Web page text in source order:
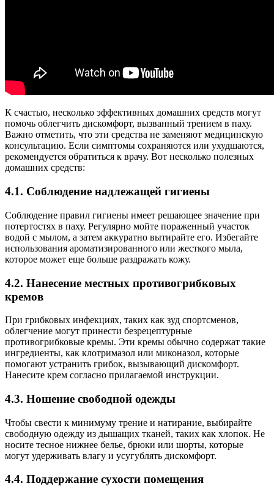
К счастью, несколько эффективных домашних средств могут
помочь облегчить дискомфорт, вызванный трением в паху.
Важно отметить, что эти средства не заменяют медицинскую
консультацию. Если симптомы сохраняются или ухудшаются,
рекомендуется обратиться к врачу. Вот несколько полезных
домашних средств:
4.1. Соблюдение надлежащей гигиены
Соблюдение правил гигиены имеет решающее значение при
потертостях в паху. Регулярно мойте пораженный участок
водой с мылом, а затем аккуратно вытирайте его. Избегайте
использования ароматизированного или жесткого мыла,
которое может еще больше раздражать кожу.
4.2. Нанесение местных противогрибковых
кремов
При грибковых инфекциях, таких как зуд спортсменов,
облегчение могут принести безрецептурные
противогрибковые кремы. Эти кремы обычно содержат такие
ингредиенты, как клотримазол или миконазол, которые
помогают устранить грибок, вызывающий дискомфорт.
Нанесите крем согласно прилагаемой инструкции.
4.3. Ношение свободной одежды
Чтобы свести к минимуму трение и натирание, выбирайте
свободную одежду из дышащих тканей, таких как хлопок. Не
носите тесное нижнее белье, брюки или шорты, которые
могут удерживать влагу и усугублять дискомфорт.
4.4. Поддержание сухости помещения